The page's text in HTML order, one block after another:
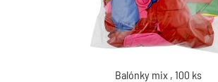
Balónky mix , 100 ks